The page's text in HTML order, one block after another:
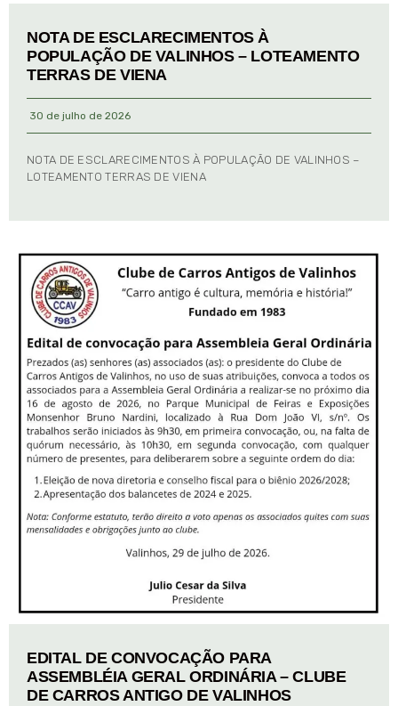
NOTA DE ESCLARECIMENTOS À
POPULAÇÃO DE VALINHOS – LOTEAMENTO
TERRAS DE VIENA
30 de julho de 2026
NOTA DE ESCLARECIMENTOS À POPULAÇÃO DE VALINHOS –
LOTEAMENTO TERRAS DE VIENA
EDITAL DE CONVOCAÇÃO PARA
ASSEMBLÉIA GERAL ORDINÁRIA – CLUBE
DE CARROS ANTIGO DE VALINHOS